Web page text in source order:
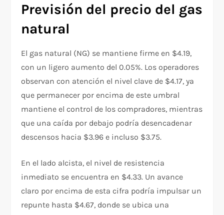
Previsión del precio del gas
natural
El gas natural (NG) se mantiene firme en $4.19,
con un ligero aumento del 0.05%. Los operadores
observan con atención el nivel clave de $4.17, ya
que permanecer por encima de este umbral
mantiene el control de los compradores, mientras
que una caída por debajo podría desencadenar
descensos hacia $3.96 e incluso $3.75.
En el lado alcista, el nivel de resistencia
inmediato se encuentra en $4.33. Un avance
claro por encima de esta cifra podría impulsar un
repunte hasta $4.67, donde se ubica una